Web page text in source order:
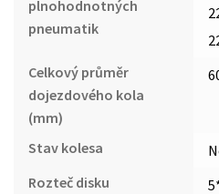
plnohodnotných
pneumatik
Celkový průměr
dojezdového kola
(mm)
Stav kolesa
Rozteč disku